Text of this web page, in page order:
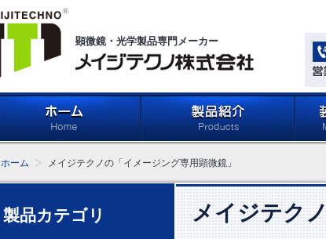
顕微鏡・光学製品専門メーカー
Light
ホーム メイジテクノの「イメージング専用顕微鏡」
製品カテゴリ メイジテク